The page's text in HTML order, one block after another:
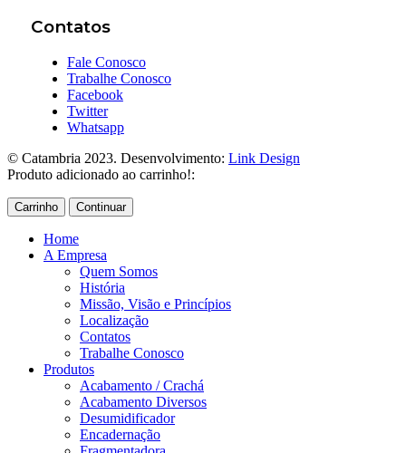
Contatos
Fale Conosco
Trabalhe Conosco
Facebook
Twitter
Whatsapp
© Catambria 2023. Desenvolvimento: Link Design
Produto adicionado ao carrinho!:
Carrinho Continuar
Home
A Empresa
Quem Somos
História
Missão, Visão e Princípios
Localização
Contatos
Trabalhe Conosco
Produtos
Acabamento / Crachá
Acabamento Diversos
Desumidificador
Encadernação